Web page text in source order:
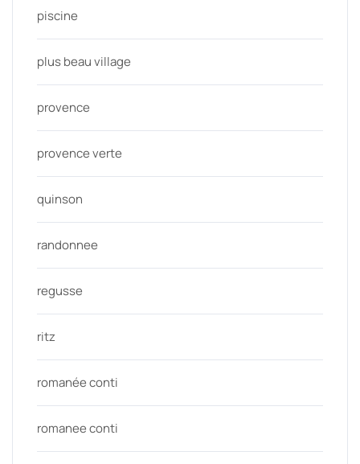
piscine
plus beau village
provence
provence verte
quinson
randonnee
regusse
ritz
romanée conti
romanee conti